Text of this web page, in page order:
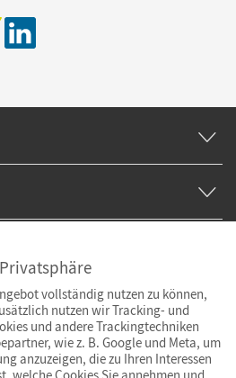
vollständig nutzen zu können,
nutzen wir Tracking- und
und andere Trackingtechniken
wie z. B. Google und Meta, um
anzuzeigen, die zu Ihren Interessen